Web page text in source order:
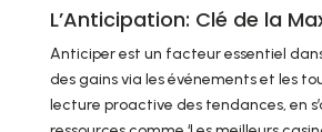
L’Anticipation: Clé de la
Anticiper est un facteur essentiel
des gains via les événements et les
lecture proactive des tendances, en